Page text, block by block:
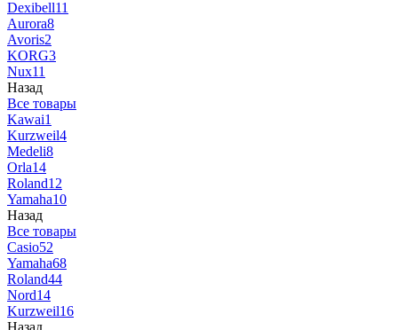
Dexibell11
Aurora8
Avoris2
KORG3
Nux11
Назад
Все товары
Kawai1
Kurzweil4
Medeli8
Orla14
Roland12
Yamaha10
Назад
Все товары
Casio52
Yamaha68
Roland44
Nord14
Kurzweil16
Назад